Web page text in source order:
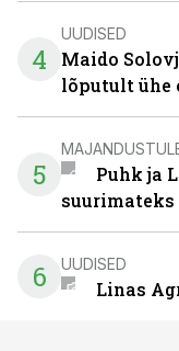
4
UUDISED
Maido
lõputult ühe
5
Puhk ja
6 UUDISED
Linas